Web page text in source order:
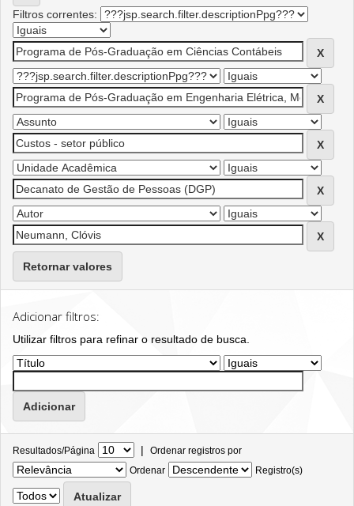
Filtros correntes:
Retornar valores
Adicionar filtros:
Utilizar filtros para refinar o resultado de busca.
Resultados/Página | Ordenar registros por
Ordenar
Registro(s)